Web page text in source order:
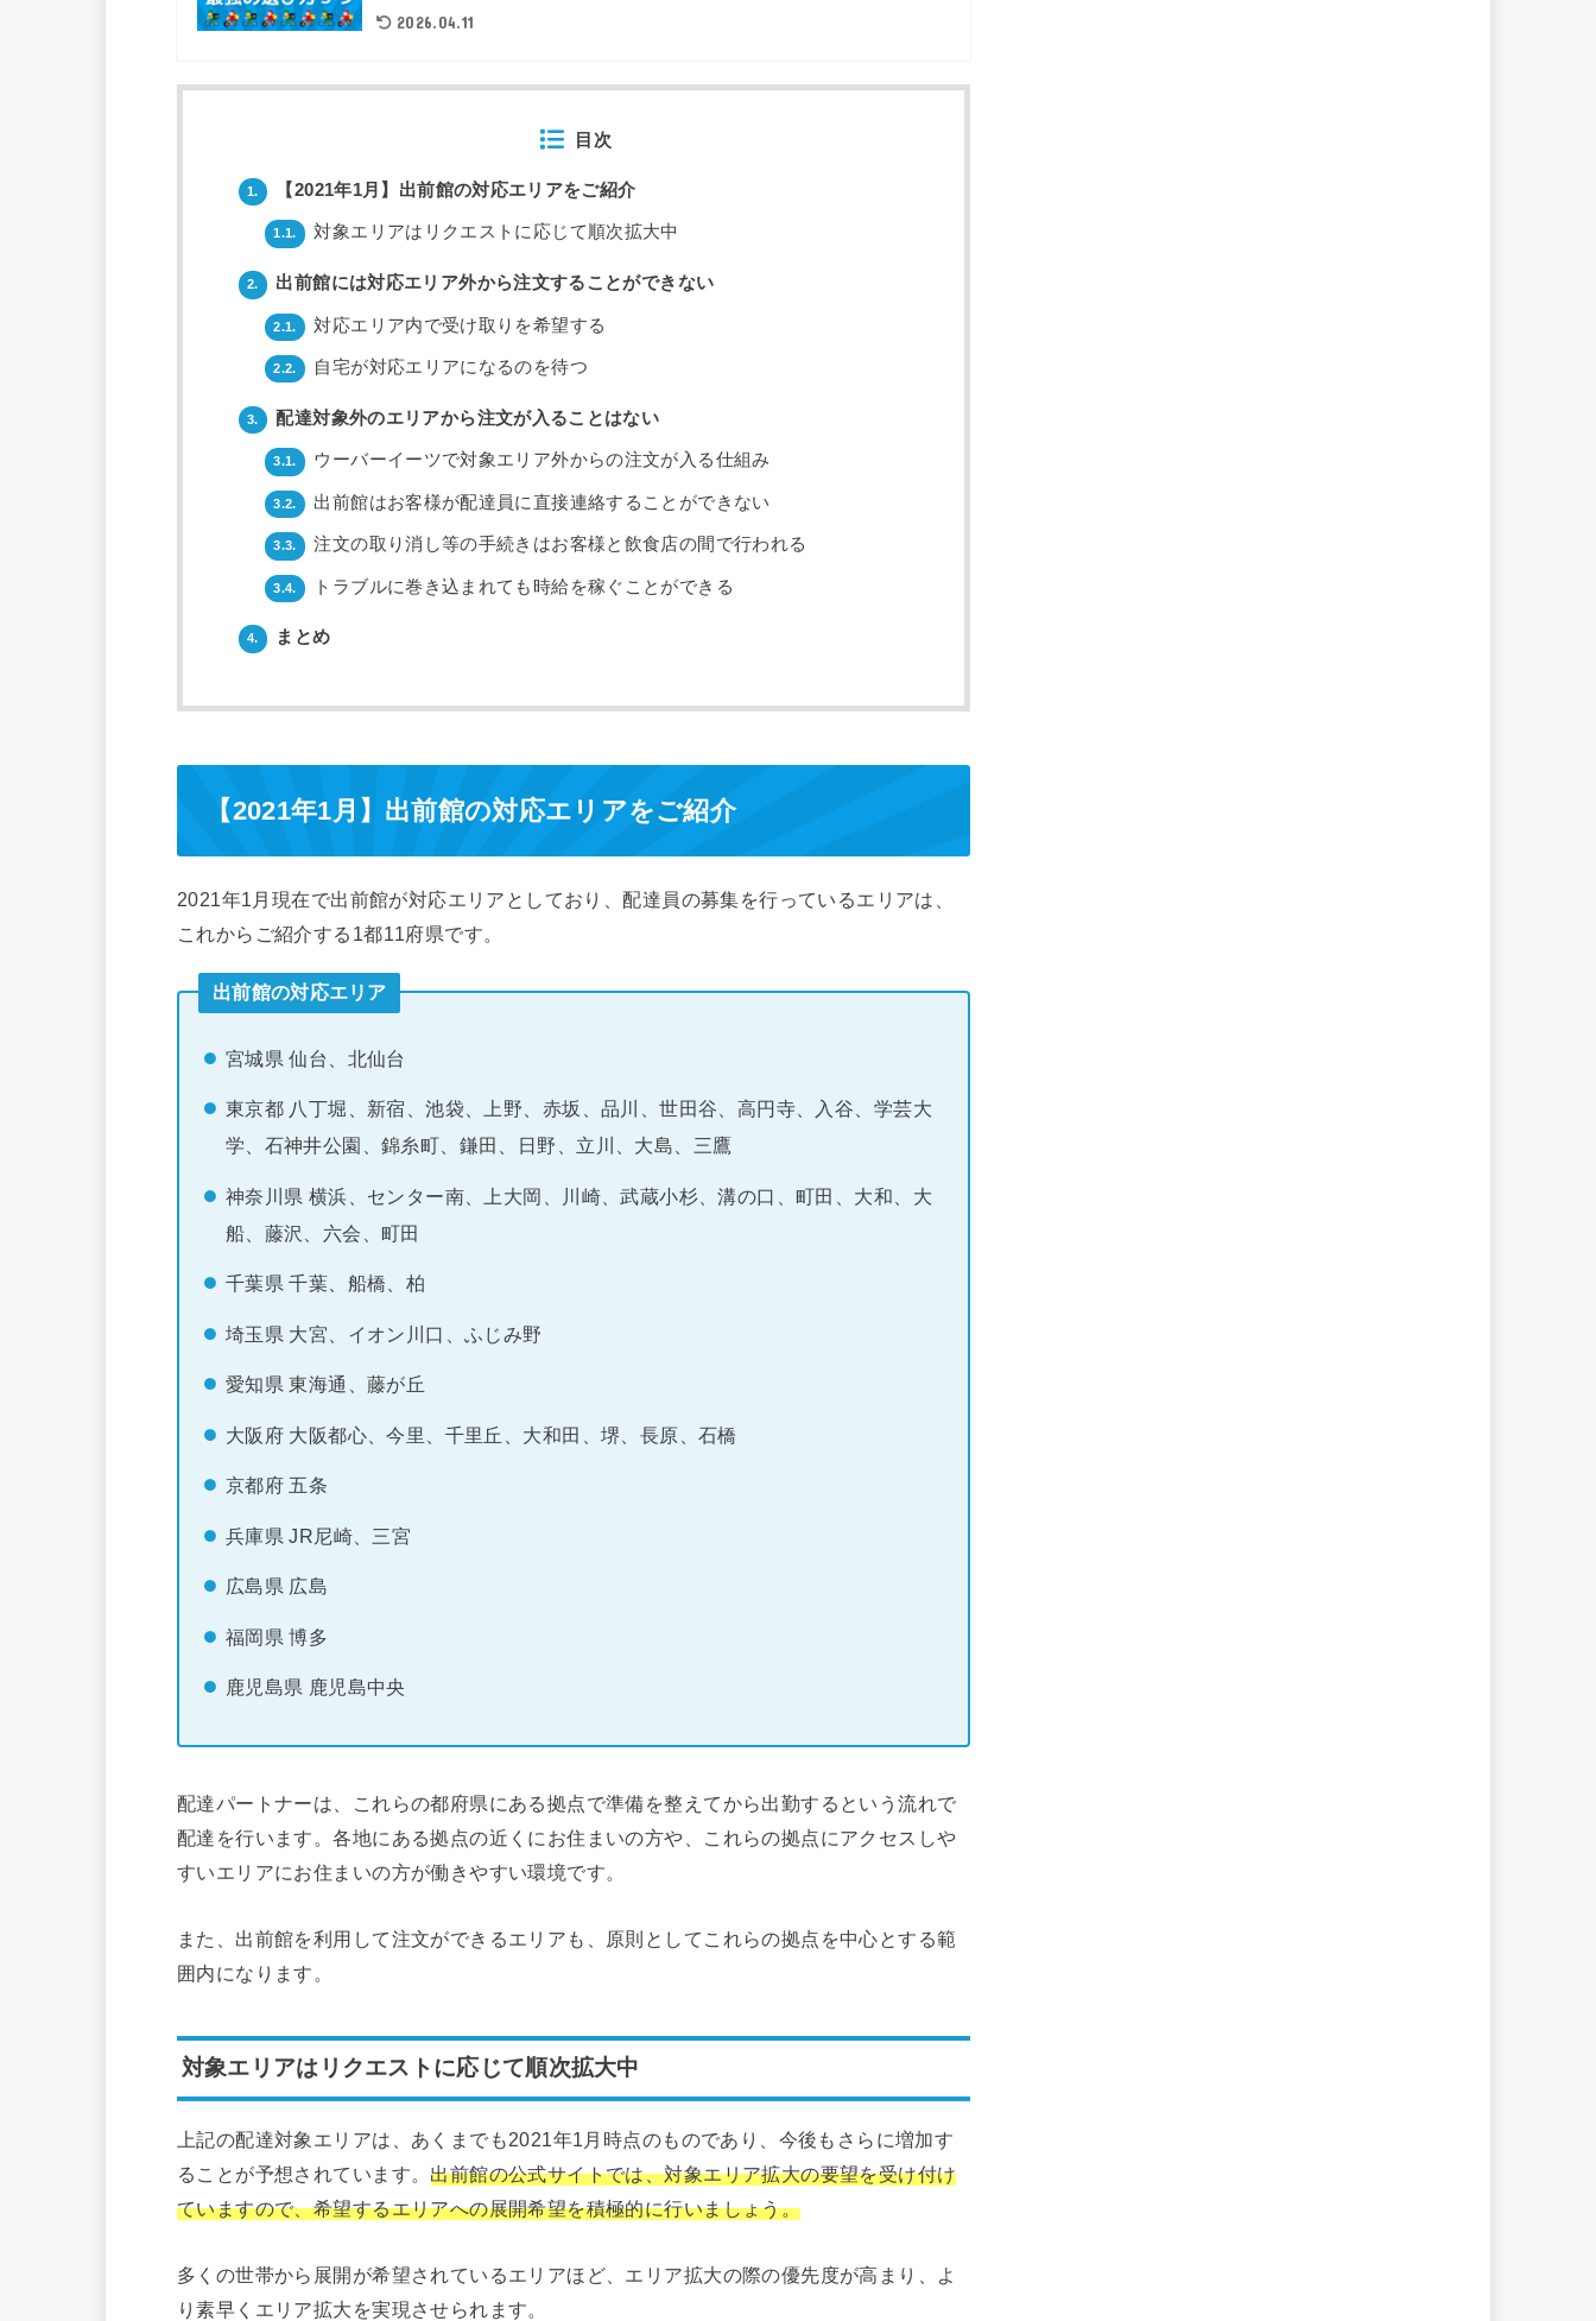
2026.04.11
目次
1. 【2021年1月】出前館の対応エリアをご紹介
1.1. 対象エリアはリクエストに応じて順次拡大中
2. 出前館には対応エリア外から注文することができない
2.1. 対応エリア内で受け取りを希望する
2.2. 自宅が対応エリアになるのを待つ
3. 配達対象外のエリアから注文が入ることはない
3.1. ウーバーイーツで対象エリア外からの注文が入る仕組み
3.2. 出前館はお客様が配達員に直接連絡することができない
3.3. 注文の取り消し等の手続きはお客様と飲食店の間で行われる
3.4. トラブルに巻き込まれても時給を稼ぐことができる
4. まとめ
【2021年1月】出前館の対応エリアをご紹介
2021年1月現在で出前館が対応エリアとしており、配達員の募集を行っているエリアは、
これからご紹介する1都11府県です。
出前館の対応エリア
宮城県 仙台、北仙台
東京都 八丁堀、新宿、池袋、上野、赤坂、品川、世田谷、高円寺、入谷、学芸大
学、石神井公園、錦糸町、鎌田、日野、立川、大島、三鷹
神奈川県 横浜、センター南、上大岡、川崎、武蔵小杉、溝の口、町田、大和、大
船、藤沢、六会、町田
千葉県 千葉、船橋、柏
埼玉県 大宮、イオン川口、ふじみ野
愛知県 東海通、藤が丘
大阪府 大阪都心、今里、千里丘、大和田、堺、長原、石橋
京都府 五条
兵庫県 JR尼崎、三宮
広島県 広島
福岡県 博多
鹿児島県 鹿児島中央
配達パートナーは、これらの都府県にある拠点で準備を整えてから出勤するという流れで
配達を行います。各地にある拠点の近くにお住まいの方や、これらの拠点にアクセスしや
すいエリアにお住まいの方が働きやすい環境です。
また、出前館を利用して注文ができるエリアも、原則としてこれらの拠点を中心とする範
囲内になります。
対象エリアはリクエストに応じて順次拡大中
上記の配達対象エリアは、あくまでも2021年1月時点のものであり、今後もさらに増加す
ることが予想されています。 出前館の公式サイトでは、対象エリア拡大の要望を受け付け
ていますので、希望するエリアへの展開希望を積極的に行いましょう。
多くの世帯から展開が希望されているエリアほど、エリア拡大の際の優先度が高まり、よ
り素早くエリア拡大を実現させられます。